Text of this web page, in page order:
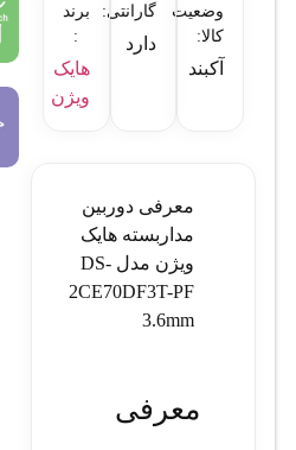
وضعیت
کالا:
آکبند
گارانتی:
دارد
برند
:
هایک
ویژن
معرفی دوربین
مداربسته هایک
ویژن مدل DS-
2CE70DF3T-PF
3.6mm
معرفی